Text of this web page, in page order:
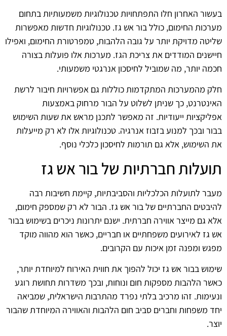
בעשור האחרון חלו התפתחויות טכנולוגיות משמעותיות בתחום
מערכות החימום, כולל בור אש גז. טכנולוגיות חדשות מאפשרות
שליטה מדויקת יותר על גובה הלהבות, טמפרטורת החימום, ואפילו
חיישנים המודדים את צריכת הגז. מערכות אלו פועלות בצורה
חכמה יותר, מה שמוביל לחיסכון אנרגטי משמעותי.
חלק מהמערכות המתקדמות כוללות גם אפשרויות חיבור לרשת
האינטרנט, כך שניתן לשלוט על הבור מרחוק באמצעות
אפליקציות ייעודיות. זה מאפשר לתכנן מראש את שעות השימוש
בבור ובכך למנוע בזבוז אנרגיה. טכנולוגיות אלו לא רק מייעלות
את השימוש, אלא גם תורמות לחיסכון כלכלי נוסף.
תועלות חברתיות של בור אש גז
מעבר לתועלות הכלכליות והסביבתיות, קיימת חשיבות רבה
להיבטים החברתיים של בור אש גז. הבור לא רק שמספק חימום,
אלא גם מייצר אווירה חברתית. ישנם יתרונות ניכרים בשימוש בבור
אש גז לאירועים משפחתיים או חבריים, כאשר הוא מהווה מוקד
מפגש ומפנה זמן איכות עם הקרובים.
שימוש בבור אש גז יכול להפוך את חווית האירוח למיוחדת יותר,
כאשר הלהבות מספקות חום ונוחות, ובכך משדרות תחושת רוגע
ונעימות. זהו מרכיב בלתי נפרד מהתרבות הישראלית, שמביאה
יחד משפחות וחברים סביב חום הלהבות והאווירה המיוחדת שהבור
יוצר.